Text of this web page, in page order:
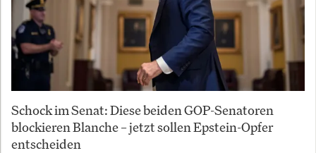
Schock im Senat: Diese beiden GOP-Senatoren
blockieren Blanche – jetzt sollen Epstein-Opfer
entscheiden